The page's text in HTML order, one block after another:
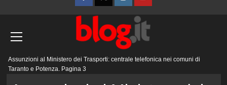
FacebookTwitterInstagramYouTube
principale
Assunzioni al Ministero dei Trasporti: centrale telefonica nei comuni di
Taranto e Potenza. Pagina 3